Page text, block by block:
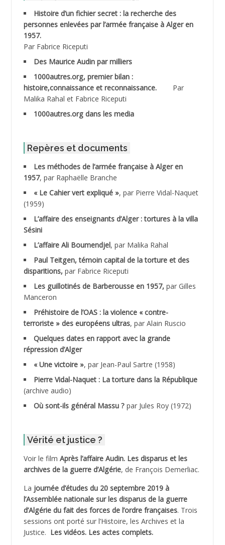
ABDELMOUMENE Ahmed
ABDESMED Mohamed ben Kaddour
ABDESSELAMI Kouider
ABDESSLEM Ahmed dit le Coiffeur
ABDOUDOU
ABID Mohamed
ABNOUN Salah
ACHACHE M.*
ACHLAF Ali
ADALMI
ADANE Ramdane *
ADDAD
ADDALA Boualem*
ADDANE
ADDECHE Rachid
ADELIOUAT Vve AIT SAADA
ADJANI Khaled
ADJAOUT
ADNI Mohamed Akli
ADOUL Arab *
Histoire d’un fichier secret : la recherche des
personnes enlevées par l’armée française à Alger en
1957.
Par Fabrice Riceputi
Des Maurice Audin par milliers
1000autres.org, premier bilan :
histoire,connaissance et reconnaissance.
Par
Malika Rahal et Fabrice Riceputi
1000autres.org dans les media
Repères et documents
Les méthodes de l’armée française à Alger en
1957, par Raphaëlle Branche
« Le Cahier vert expliqué », par Pierre Vidal-Naquet
(1959)
L’affaire des enseignants d’Alger : tortures à la villa
Sésini
L’affaire Ali Boumendjel, par Malika Rahal
Paul Teitgen, témoin capital de la torture et des
disparitions, par Fabrice Riceputi
Les guillotinés de Barberousse en 1957, par Gilles
Manceron
Préhistoire de l’OAS : la violence « contre-
terroriste » des européens ultras, par Alain Ruscio
Quelques dates en rapport avec la grande
répression d’Alger
« Une victoire », par Jean-Paul Sartre (1958)
Pierre Vidal-Naquet : La torture dans la République
(archive audio)
Où sont-ils général Massu ? par Jules Roy (1972)
Vérité et justice ?
Voir le film Après l’affaire Audin. Les disparus et les
archives de la guerre d’Algérie, de François Demerliac.
La journée d’études du 20 septembre 2019 à
l’Assemblée nationale sur les disparus de la guerre
d’Algérie du fait des forces de l’ordre françaises. Trois
sessions ont porté sur l’Histoire, les Archives et la
Justice. Les vidéos. Les actes complets.